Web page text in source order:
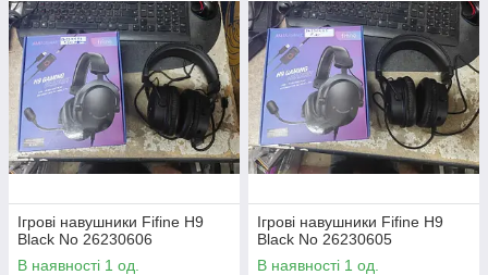
Ігрові навушники Fifine H9
Black No 26230606
В наявності 1 од.
Ігрові навушники Fifine H9
Black No 26230605
В наявності 1 од.